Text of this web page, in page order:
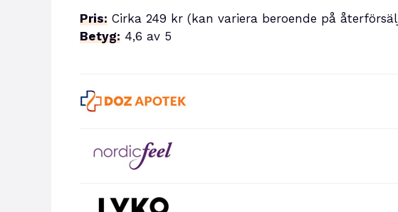
Pris: Cirka 249 kr (kan variera beroende på
Betyg: 4,6 av 5